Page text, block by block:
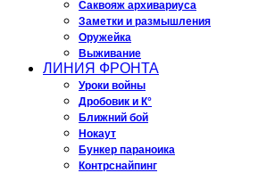
Саквояж архивариуса
Заметки и размышления
Оружейка
Выживание
ЛИНИЯ ФРОНТА
Уроки войны
Дробовик и К°
Ближний бой
Нокаут
Бункер параноика
Контрснайпинг